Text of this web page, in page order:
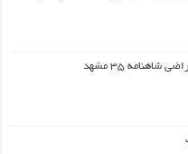
شاهنامه ۳۵ مشهد